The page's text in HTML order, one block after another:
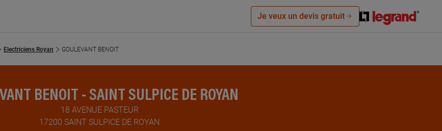
Je veux un devis gratuit
Electriciens Royan GOULEVANT BENOIT
BENOIT - SAINT SULPICE DE ROYAN
18 AVENUE PASTEUR
17200 SAINT SULPICE DE ROYAN